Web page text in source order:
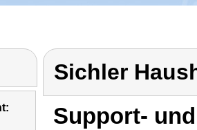
Sichler
Support-